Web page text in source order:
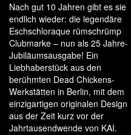
Nach gut 10 Jahren gibt es sie
endlich wieder: die legendäre
Eschschloraque rümschrümp
Clubmarke – nun als 25 Jahre-
Jubiläumsausgabe! Ein
Liebhaberstück aus den
berühmten Dead Chickens-
Werkstätten in Berlin, mit dem
einzigartigen originalen Design
aus der Zeit kurz vor der
Jahrtausendwende von KAI.